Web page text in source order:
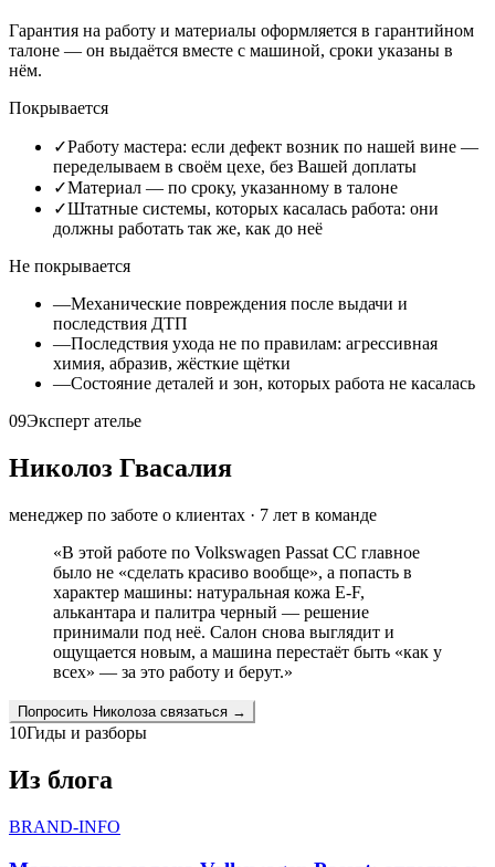
Гарантия на работу и материалы оформляется в гарантийном
талоне — он выдаётся вместе с машиной, сроки указаны в
нём.
Покрывается
✓Работу мастера: если дефект возник по нашей вине —
переделываем в своём цехе, без Вашей доплаты
✓Материал — по сроку, указанному в талоне
✓Штатные системы, которых касалась работа: они
должны работать так же, как до неё
Не покрывается
—Механические повреждения после выдачи и
последствия ДТП
—Последствия ухода не по правилам: агрессивная
химия, абразив, жёсткие щётки
—Состояние деталей и зон, которых работа не касалась
09Эксперт ателье
Николоз Гвасалия
менеджер по заботе о клиентах · 7 лет в команде
«В этой работе по Volkswagen Passat CC главное
было не «сделать красиво вообще», а попасть в
характер машины: натуральная кожа E-F,
алькантара и палитра черный — решение
принимали под неё. Салон снова выглядит и
ощущается новым, а машина перестаёт быть «как у
всех» — за это работу и берут.»
Попросить Николозасвязаться →
10Гиды и разборы
Из блога
BRAND-INFO